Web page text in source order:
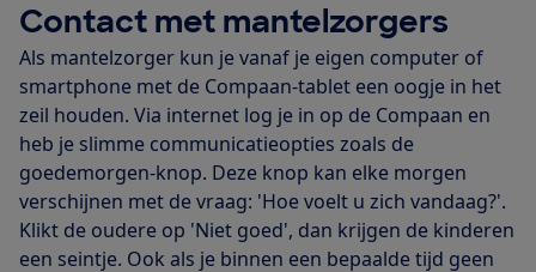
Contact met mantelzorgers
Als mantelzorger kun je vanaf je eigen computer of
smartphone met de Compaan-tablet een oogje in het
zeil houden. Via internet log je in op de Compaan en
heb je slimme communicatieopties zoals de
goedemorgen-knop. Deze knop kan elke morgen
verschijnen met de vraag: 'Hoe voelt u zich vandaag?'.
Klikt de oudere op 'Niet goed', dan krijgen de kinderen
een seintje. Ook als je binnen een bepaalde tijd geen